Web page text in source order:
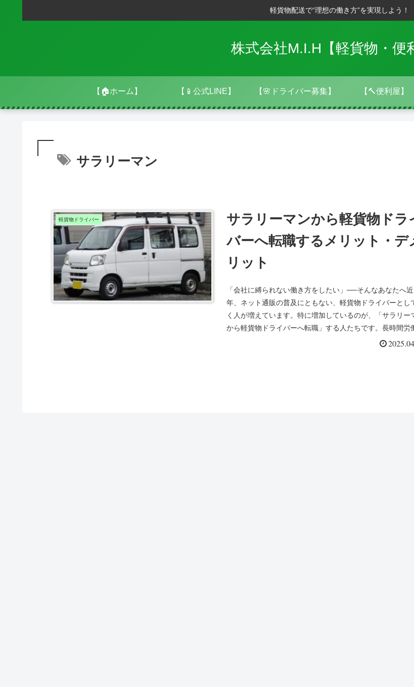
軽貨物配送で“理想の働き方”を実現しよう！
株式会社M.I.H【軽貨物・便
【🏠ホーム】 【📱公式LINE】 【🌸ドライバー募集】 【🔨便利屋】
サラリーマン
軽貨物ドライバー
サラリーマンから軽貨物ドラ
バーへ転職するメリット・デ
リット
「会社に縛られない働き方をしたい」──そんなあなたへ近
年、ネット通販の普及にともない、軽貨物ドライバーとし
く人が増えています。特に増加しているのが、「サラリー
から軽貨物ドライバーへ転職」する人たちです。長時間労